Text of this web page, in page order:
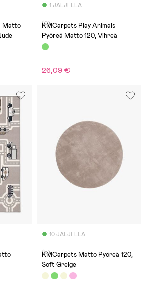
1 JÄLJELLÄ
(0)
KMCarpets Play Animals
Pyöreä Matto 120, Vihreä
26,09 €
10 JÄLJELLÄ
(5)
KMCarpets Matto Pyöreä 120,
Soft Greige